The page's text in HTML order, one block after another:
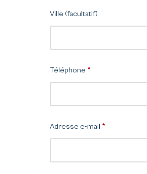
Ville (facultatif)
Téléphone *
Adresse e-mail *